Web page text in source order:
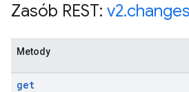
Zasób REST: v2.changes
Metody
get